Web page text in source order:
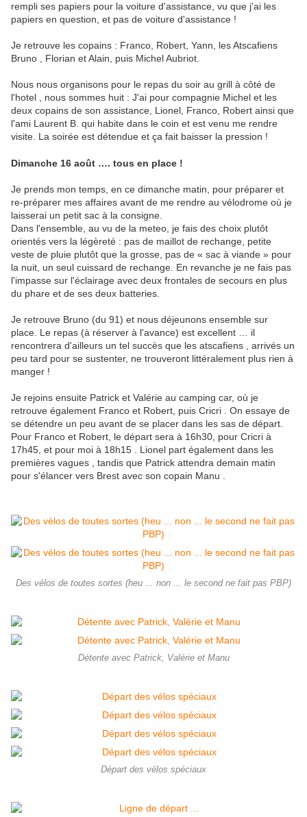
rempli ses papiers pour la voiture d'assistance, vu que j'ai les
papiers en question, et pas de voiture d'assistance !
Je retrouve les copains : Franco, Robert, Yann, les Atscafiens
Bruno , Florian et Alain, puis Michel Aubriot.
Nous nous organisons pour le repas du soir au grill à côté de
l'hotel , nous sommes huit : J'ai pour compagnie Michel et les
deux copains de son assistance, Lionel, Franco, Robert ainsi que
l'ami Laurent B. qui habite dans le coin et est venu me rendre
visite. La soirée est détendue et ça fait baisser la pression !
Dimanche 16 août …. tous en place !
Je prends mon temps, en ce dimanche matin, pour préparer et
re-préparer mes affaires avant de me rendre au vélodrome où je
laisserai un petit sac à la consigne.
Dans l'ensemble, au vu de la meteo, je fais des choix plutôt
orientés vers la légèreté : pas de maillot de rechange, petite
veste de pluie plutôt que la grosse, pas de « sac à viande » pour
la nuit, un seul cuissard de rechange. En revanche je ne fais pas
l'impasse sur l'éclairage avec deux frontales de secours en plus
du phare et de ses deux batteries.
Je retrouve Bruno (du 91) et nous déjeunons ensemble sur
place. Le repas (à réserver à l'avance) est excellent … il
rencontrera d'ailleurs un tel succès que les atscafiens , arrivés un
peu tard pour se sustenter, ne trouveront littéralement plus rien à
manger !
Je rejoins ensuite Patrick et Valérie au camping car, où je
retrouve également Franco et Robert, puis Cricri . On essaye de
se détendre un peu avant de se placer dans les sas de départ.
Pour Franco et Robert, le départ sera à 16h30, pour Cricri à
17h45, et pour moi à 18h15 . Lionel part également dans les
premières vagues , tandis que Patrick attendra demain matin
pour s'élancer vers Brest avec son copain Manu .
Des vélos de toutes sortes (heu ... non ... le second ne fait pas PBP)
Détente avec Patrick, Valérie et Manu
Départ des vélos spéciaux